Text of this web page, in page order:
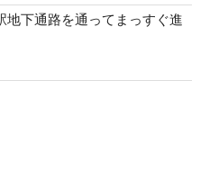
地下通路を通ってまっすぐ進